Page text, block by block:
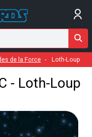
de la Force Loth-Loup
- Loth-Loup